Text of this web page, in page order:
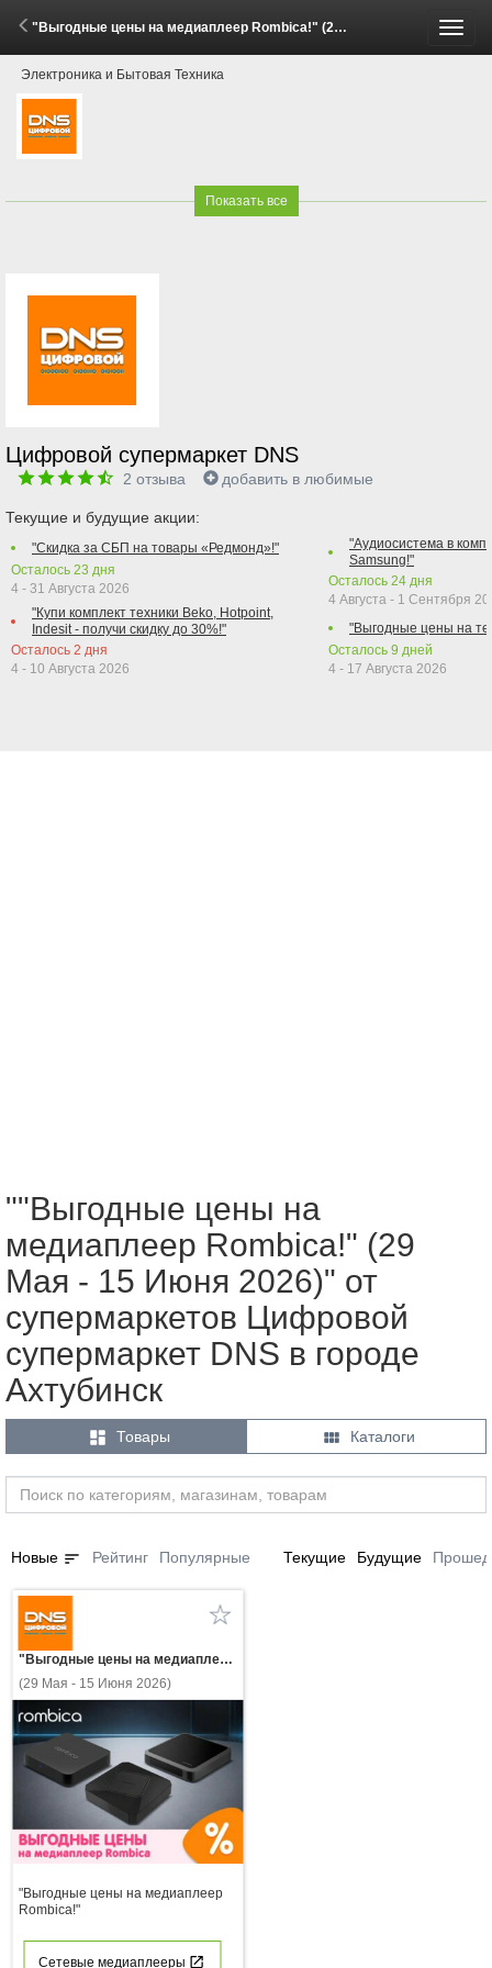
"Выгодные цены на медиаплеер Rombica!" (29 Мая - 15 Июня 2026)
Электроника и Бытовая Техника
Показать все
Цифровой супермаркет DNS
2 отзыва добавить в любимые
Текущие и будущие акции:
"Скидка за СБП на товары «Редмонд»!"
Осталось 23 дня
4 - 31 Августа 2026
"Купи комплект техники Beko, Hotpoint,
Indesit - получи скидку до 30%!"
Осталось 2 дня
4 - 10 Августа 2026
"Аудиосистема в
Samsung!"
Осталось 24 дня
4 Августа - 1 Сентября
"Выгодные цены на
Осталось 9 дней
4 - 17 Августа 2026
""Выгодные цены на
медиаплеер Rombica!" (29
Мая - 15 Июня 2026)" от
супермаркетов Цифровой
супермаркет DNS в городе
Ахтубинск
 Товары  Каталоги
Новые sort Рейтинг Популярные Текущие Будущие
"Выгодные цены на медиаплеер Rombica!"
(29 Мая - 15 Июня 2026)
"Выгодные цены на медиаплеер
Rombica!"
Сетевые медиаплееры